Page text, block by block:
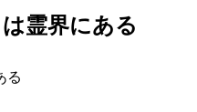
霊界にある
る